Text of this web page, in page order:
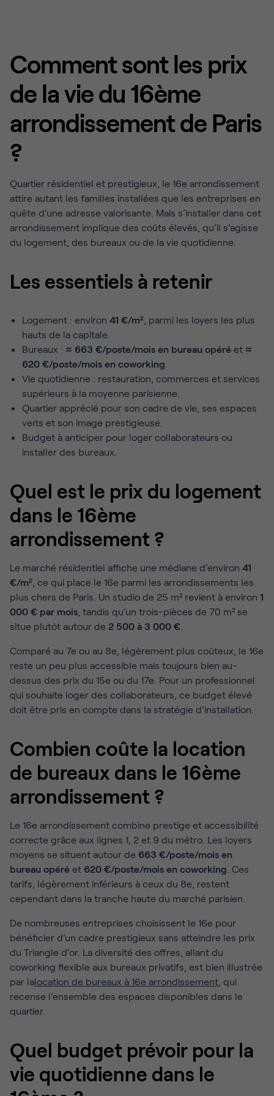
Comment sont les prix
de la vie du 16ème
arrondissement de Paris
?
Quartier résidentiel et prestigieux, le 16e arrondissement
attire autant les familles installées que les entreprises en
quête d’une adresse valorisante. Mais s’installer dans cet
arrondissement implique des coûts élevés, qu’il s’agisse
du logement, des bureaux ou de la vie quotidienne.
Les essentiels à retenir
Logement : environ 41 €/m², parmi les loyers les plus
hauts de la capitale.
Bureaux : ≈ 663 €/poste/mois en bureau opéré et ≈
620 €/poste/mois en coworking
Vie quotidienne : restauration, commerces et services
supérieurs à la moyenne parisienne.
Quartier apprécié pour son cadre de vie, ses espaces
verts et son image prestigieuse.
Budget à anticiper pour loger collaborateurs ou
installer des bureaux.
Quel est le prix du logement
dans le 16ème
arrondissement ?
Le marché résidentiel affiche une médiane d’environ 41
€/m², ce qui place le 16e parmi les arrondissements les
plus chers de Paris. Un studio de 25 m² revient à environ 1
000 € par mois, tandis qu’un trois-pièces de 70 m² se
situe plutôt autour de 2 500 à 3 000 €
Comparé au 7e ou au 8e, légèrement plus coûteux, le 16e
reste un peu plus accessible mais toujours bien au-
dessus des prix du 15e ou du 17e. Pour un professionnel
qui souhaite loger des collaborateurs, ce budget élevé
doit être pris en compte dans la stratégie d’installation.
Combien coûte la location
de bureaux dans le 16ème
arrondissement ?
Le 16e arrondissement combine prestige et accessibilité
correcte grâce aux lignes 1, 2 et 9 du métro. Les loyers
moyens se situent autour de 663 €/poste/mois en
bureau opéré et 620 €/poste/mois en coworking . Ces
tarifs, légèrement inférieurs à ceux du 8e, restent
cependant dans la tranche haute du marché parisien.
De nombreuses entreprises choisissent le 16e pour
bénéficier d’un cadre prestigieux sans atteindre les prix
du Triangle d’or. La diversité des offres, allant du
coworking flexible aux bureaux privatifs, est bien illustrée
par lalocation de bureaux à 16e arrondissement, qui
recense l’ensemble des espaces disponibles dans le
quartier.
Quel budget prévoir pour la
vie quotidienne dans le